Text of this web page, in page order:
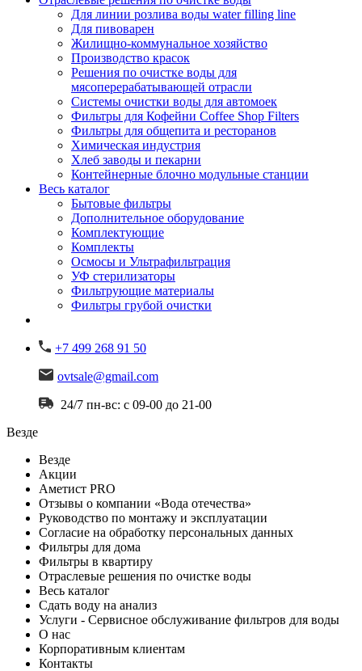
Для линии розлива воды water filling line
Для пивоварен
Жилищно-коммунальное хозяйство
Производство красок
Решения по очистке воды для
мясоперерабатывающей отрасли
Системы очистки воды для автомоек
Фильтры для Кофейни Coffee Shop Filters
Фильтры для общепита и ресторанов
Химическая индустрия
Хлеб заводы и пекарни
Контейнерные блочно модульные станции
Весь каталог
Бытовые фильтры
Дополнительное оборудование
Комплектующие
Комплекты
Осмосы и Ультрафильтрация
УФ стерилизаторы
Фильтрующие материалы
Фильтры грубой очистки
+7 499 268 91 50
ovtsale@gmail.com
24/7 пн-вс: с 09-00 до 21-00
Везде
Везде
Акции
Аметист PRO
Отзывы о компании «Вода отечества»
Руководство по монтажу и эксплуатации
Согласие на обработку персональных данных
Фильтры для дома
Фильтры в квартиру
Отраслевые решения по очистке воды
Весь каталог
Сдать воду на анализ
Услуги - Сервисное обслуживание фильтров для воды
О нас
Корпоративным клиентам
Контакты